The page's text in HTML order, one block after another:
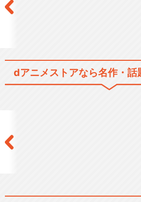
dアニメストアなら名作・話